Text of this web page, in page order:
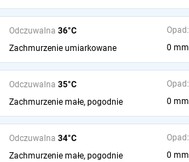
Odczuwalna 36°C
Zachmurzenie umiarkowane
Opad:
0 mm
Odczuwalna 35°C
Zachmurzenie małe, pogodnie
Opad:
0 mm
Odczuwalna 34°C
Zachmurzenie małe, pogodnie
Opad:
0 mm